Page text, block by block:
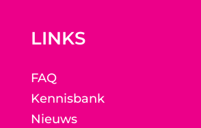
LINKS
FAQ
Kennisbank
Nieuws